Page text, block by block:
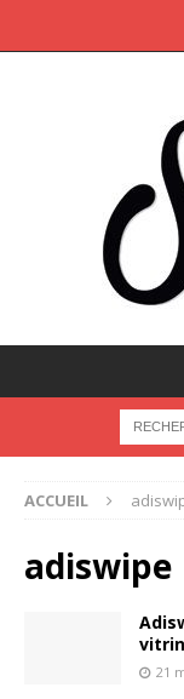
ACCUEIL
adiswipe
21